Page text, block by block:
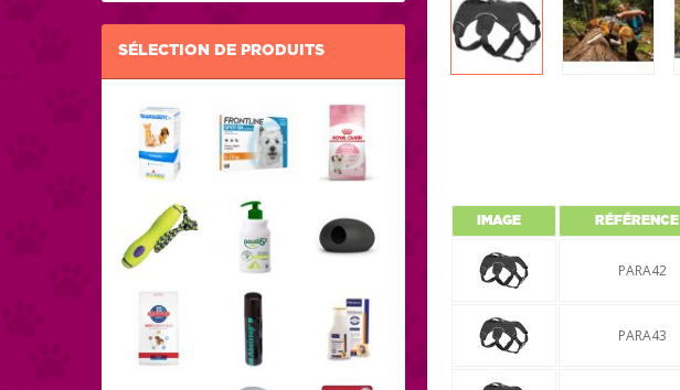
SÉLECTION DE PRODUITS
IMAGE RÉFÉRENCE
PARA42
PARA43